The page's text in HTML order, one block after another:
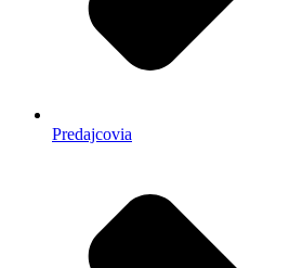
Predajcovia